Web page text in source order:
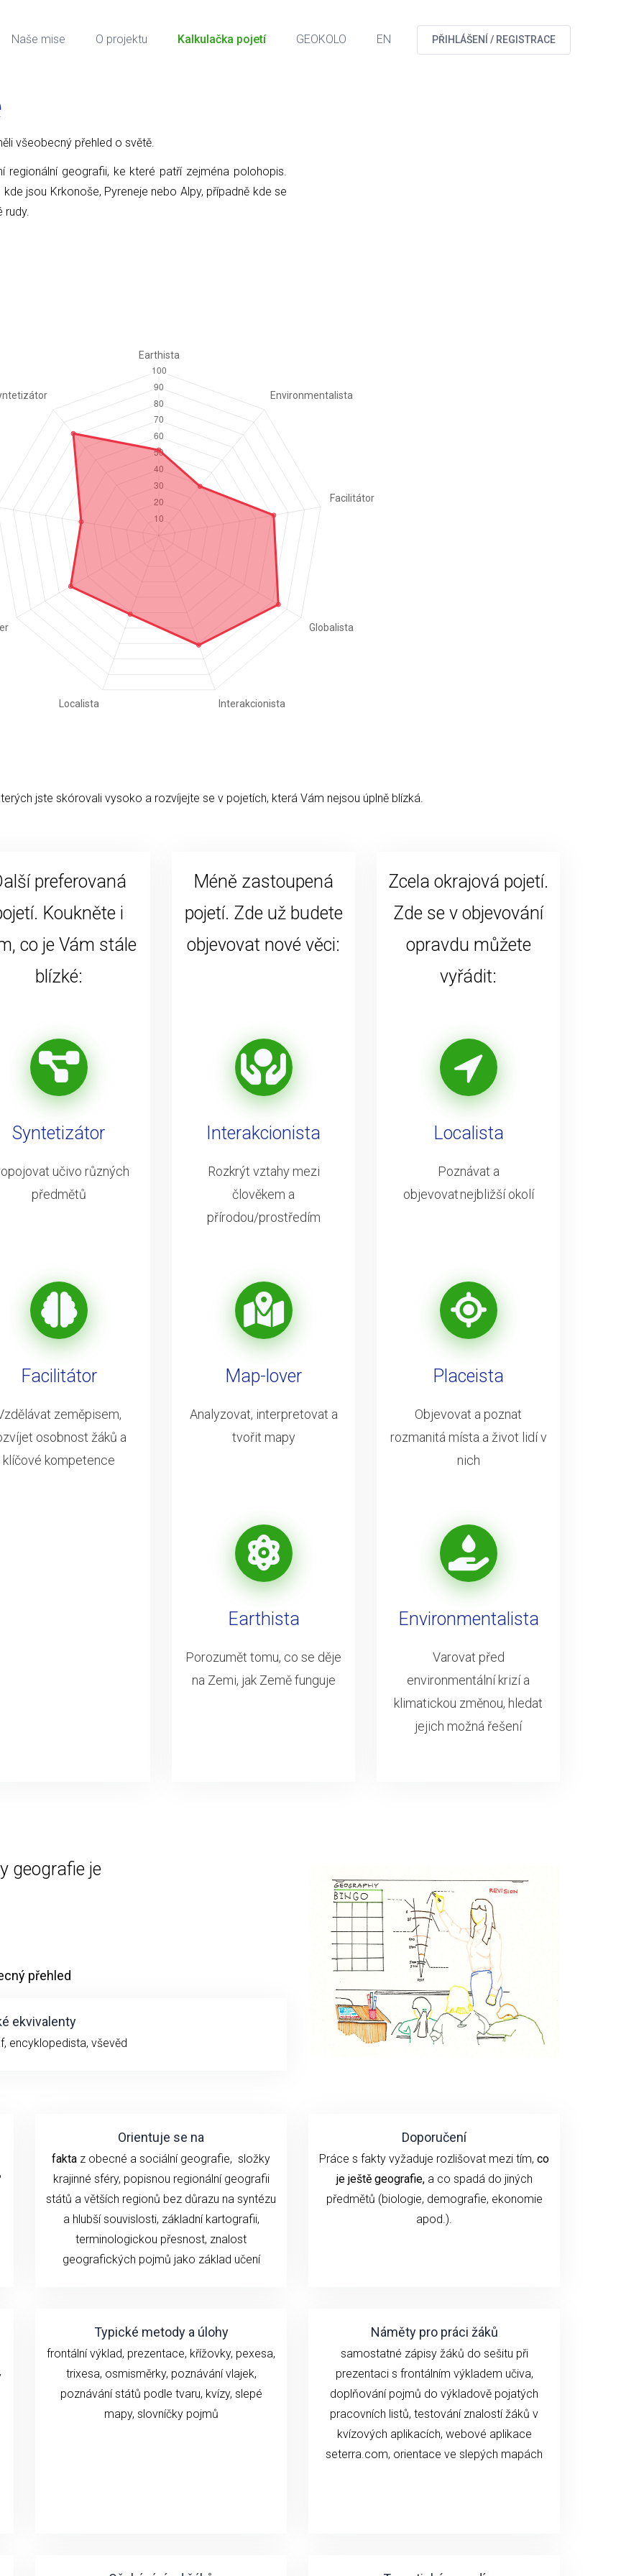
Naše mise O projektu Kalkulačka pojetí GEOKOLO EN PŘIHLÁŠENÍ / REGISTRACE
všeobecný přehled o světě.
regionální geografii, ke které patří zejména polohopis.
jsou Krkonoše, Pyreneje nebo Alpy, případně kde se
rudy.
jste skórovali vysoko a rozvíjejte se v pojetích, která Vám nejsou úplně blízká.
preferovaná
Koukněte i
co je Vám stále
blízké:
Syntetizátor
učivo různých
předmětů
Facilitátor
zeměpisem,
osobnost žáků a
klíčové kompetence
Méně zastoupená
pojetí. Zde už budete
objevovat nové věci:
Interakcionista
Rozkrýt vztahy mezi
člověkem a
přírodou/prostředím
Map-lover
Analyzovat, interpretovat a
tvořit mapy
Earthista
Porozumět tomu, co se děje
na Zemi, jak Země funguje
Zcela okrajová pojetí.
Zde se v objevování
opravdu můžete
vyřádit:
Localista
Poznávat a
objevovat nejbližší okolí
Placeista
Objevovat a poznat
rozmanitá místa a život lidí v
nich
Environmentalista
Varovat před
environmentální krizí a
klimatickou změnou, hledat
jejich možná řešení
geografie je
přehled
ekvivalenty
encyklopedista, vševěd
Orientuje se na
fakta z obecné a sociální geografie, složky
krajinné sféry, popisnou regionální geografii
států a větších regionů bez důrazu na syntézu
a hlubší souvislosti, základní kartografii,
terminologickou přesnost, znalost
geografických pojmů jako základ učení
Doporučení
Práce s fakty vyžaduje rozlišovat mezi tím, co
je ještě geografie,a co spadá do jiných
předmětů (biologie, demografie, ekonomie
apod.).
Typické metody a úlohy
frontální výklad, prezentace, křížovky, pexesa,
trixesa, osmisměrky, poznávání vlajek,
poznávání států podle tvaru, kvízy, slepé
mapy, slovníčky pojmů
Náměty pro práci žáků
samostatné zápisy žáků do sešitu při
prezentaci s frontálním výkladem učiva,
doplňování pojmů do výkladově pojatých
pracovních listů, testování znalostí žáků v
kvízových aplikacích, webové aplikace
seterra.com, orientace ve slepých mapách